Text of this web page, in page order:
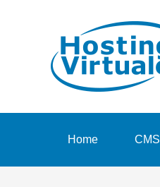
navigazione
contenuto
principale
Home CMS